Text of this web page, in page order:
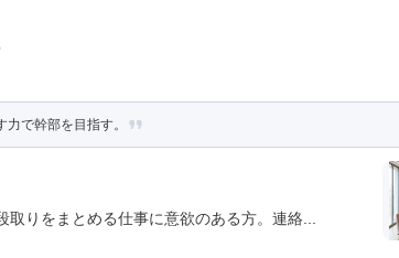
で幹部を目指す。
りをまとめる仕事に意欲のある方。連絡...